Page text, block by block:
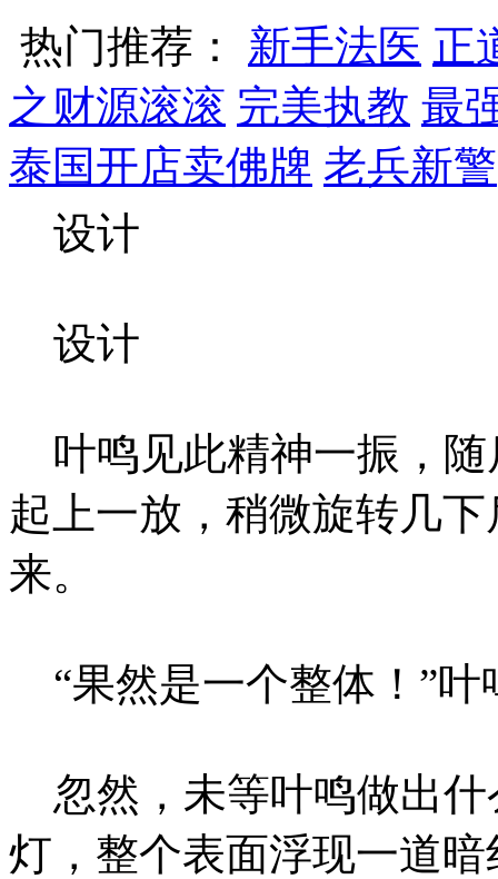
热门推荐： 新手法医 正
之财源滚滚 完美执教 最
泰国开店卖佛牌 老兵新警
设计
设计
叶鸣见此精神一振，随
起上一放，稍微旋转几
来。
“果然是一个整体！”叶
忽然，未等叶鸣做出什
灯，整个表面浮现一道